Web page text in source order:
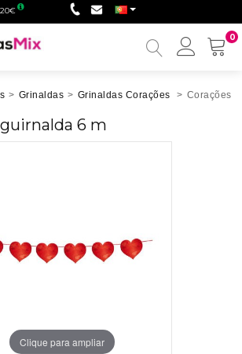
0
Minha
> Grinaldas > Grinaldas Corações > Corações
6 m
Clique para ampliar